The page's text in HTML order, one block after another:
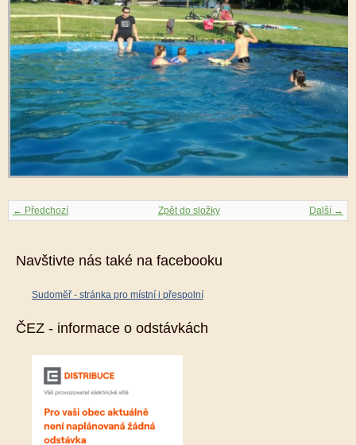
← Předchozí Další →
Zpět do složky
Navštivte nás také na facebooku
Sudoměř - stránka pro místní i přespolní
ČEZ - informace o odstávkách